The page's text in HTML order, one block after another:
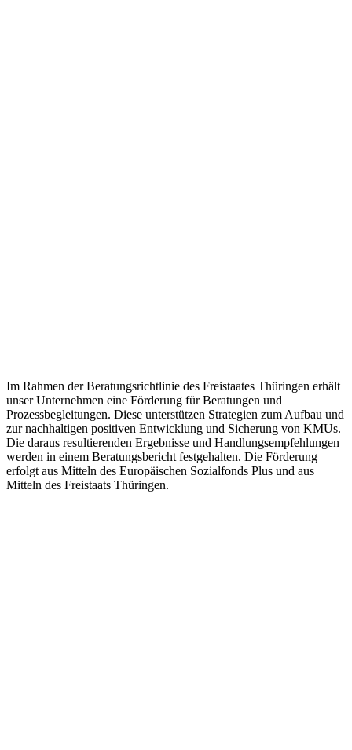
Im Rahmen der Beratungsrichtlinie des Freistaates Thüringen erhält
unser Unternehmen eine Förderung für Beratungen und
Prozessbegleitungen. Diese unterstützen Strategien zum Aufbau und
zur nachhaltigen positiven Entwicklung und Sicherung von KMUs.
Die daraus resultierenden Ergebnisse und Handlungsempfehlungen
werden in einem Beratungsbericht festgehalten. Die Förderung
erfolgt aus Mitteln des Europäischen Sozialfonds Plus und aus
Mitteln des Freistaats Thüringen.